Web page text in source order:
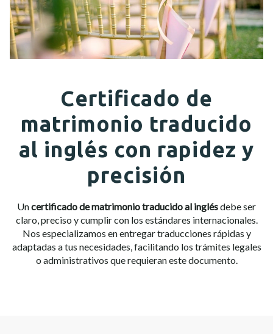
Certificado de
matrimonio traducido
al inglés con rapidez y
precisión
Uncertificado de matrimonio traducido al inglésdebe ser
claro, preciso y cumplir con los estándares internacionales.
Nos especializamos en entregar traducciones rápidas y
adaptadas a tus necesidades, facilitando los trámites legales
o administrativos que requieran este documento.